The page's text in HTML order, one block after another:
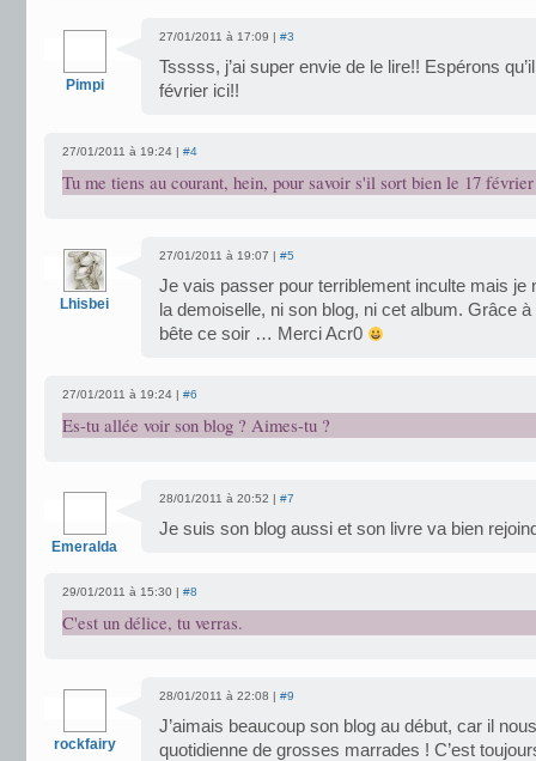
Pimpi
27/01/2011 à 17:09 | #3
Tsssss, j’ai super envie de le lire!! Espérons
février ici!!
27/01/2011 à 19:24 | #4
Tu me tiens au courant, hein, pour savoir s'il sort bien le 17
Lhisbei
27/01/2011 à 19:07 | #5
Je vais passer pour terriblement inculte mais je
la demoiselle, ni son blog, ni cet album. Grâce
bête ce soir … Merci Acr0
27/01/2011 à 19:24 | #6
Es-tu allée voir son blog ? Aimes-tu ?
Emeralda
28/01/2011 à 20:52 | #7
Je suis son blog aussi et son livre va bien
29/01/2011 à 15:30 | #8
C'est un délice, tu verras.
rockfairy
28/01/2011 à 22:08 | #9
J’aimais beaucoup son blog au début, car il
quotidienne de grosses marrades ! C’est